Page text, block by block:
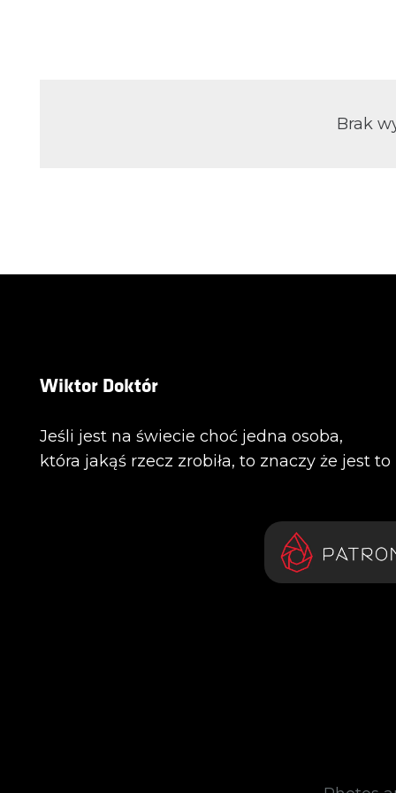
Brak
Wiktor Doktór
Jeśli jest na świecie choć jedna osoba,
która jakąś rzecz zrobiła, to znaczy że jest